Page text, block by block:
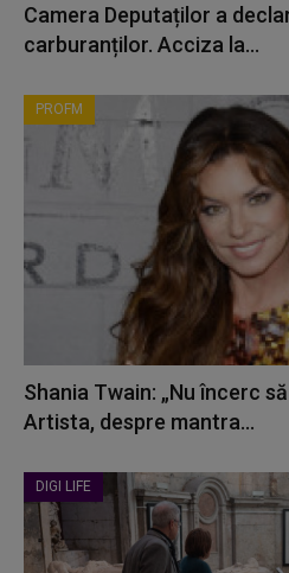
Camera Deputaților a
carburanților. Acciza la...
PROFM
Shania Twain: „Nu încerc
Artista, despre mantra...
DIGI LIFE